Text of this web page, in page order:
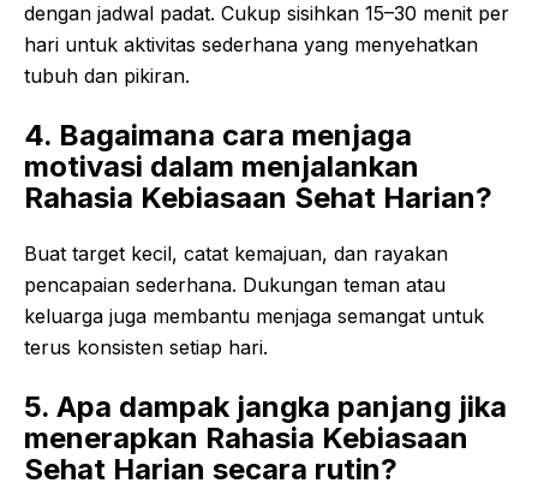
dengan jadwal padat. Cukup sisihkan 15–30 menit per
hari untuk aktivitas sederhana yang menyehatkan
tubuh dan pikiran.
4. Bagaimana cara menjaga
motivasi dalam menjalankan
Rahasia Kebiasaan Sehat Harian?
Buat target kecil, catat kemajuan, dan rayakan
pencapaian sederhana. Dukungan teman atau
keluarga juga membantu menjaga semangat untuk
terus konsisten setiap hari.
5. Apa dampak jangka panjang jika
menerapkan Rahasia Kebiasaan
Sehat Harian secara rutin?